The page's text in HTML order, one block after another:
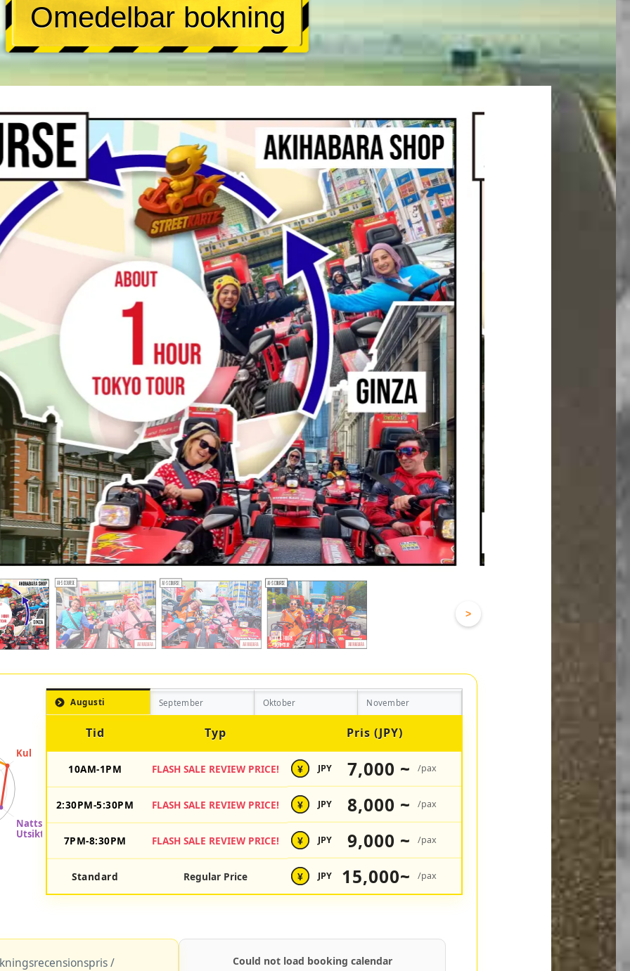
Omedelbar bokning
>
Augusti September Oktober November
Tid Typ Pris (JPY)
10AM-1PM FLASH SALE REVIEW PRICE! ¥ JPY 7,000 ~ /pax
2:30PM-5:30PM FLASH SALE REVIEW PRICE! ¥ JPY 8,000 ~ /pax
7PM-8:30PM FLASH SALE REVIEW PRICE! ¥ JPY 9,000 ~ /pax
Standard Regular Price ¥ JPY 15,000~ /pax
/
Could not load booking calendar